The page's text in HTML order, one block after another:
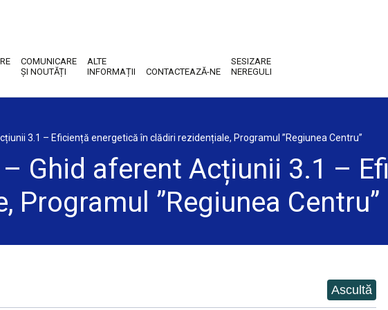
COMUNICARE
ȘI NOUTĂȚI
ALTE
INFORMAȚII
CONTACTEAZĂ-NE
SESIZARE
NEREGULI
3.1 – Eficiență energetică în clădiri rezidențiale, Programul ’’Regiunea Centru’’
– Ghid aferent Acțiunii 3.1 –
’’Regiunea Centru’’